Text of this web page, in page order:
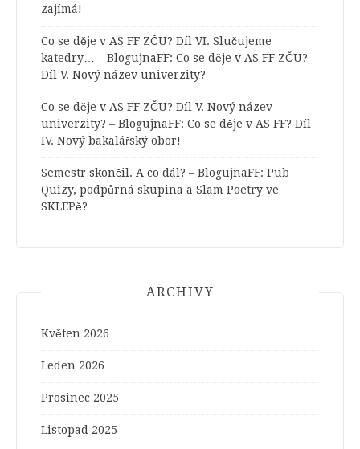
zajímá!
Co se děje v AS FF ZČU? Díl VI. Slučujeme
katedry… – BlogujnaFF: Co se děje v AS FF ZČU?
Díl V. Nový název univerzity?
Co se děje v AS FF ZČU? Díl V. Nový název
univerzity? – BlogujnaFF: Co se děje v AS FF? Díl
IV. Nový bakalářský obor!
Semestr skončil. A co dál? – BlogujnaFF: Pub
Quizy, podpůrná skupina a Slam Poetry ve
SKLEPě?
ARCHIVY
Květen 2026
Leden 2026
Prosinec 2025
Listopad 2025